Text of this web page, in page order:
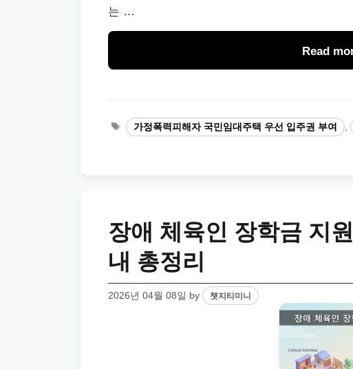
는 …
Read
Tags
가정폭력피해자 국민임대주택 우선 입주권 부여
장애 체육인 장학금 지
내 총정리
2026년 04월 08일 by 챗지티미니